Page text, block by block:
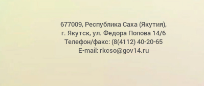
677009, Республика Саха (Якутия),
г. Якутск, ул. Федора Попова 14/6
Телефон/факс: (8(4112) 40-20-65
E-mail: rkcso@gov14.ru